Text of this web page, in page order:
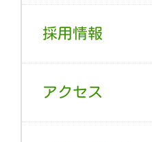
採用情報
アクセス